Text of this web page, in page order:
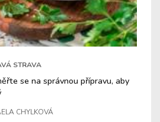
STRAVA
se na správnou přípravu, aby
CHYLKOVÁ